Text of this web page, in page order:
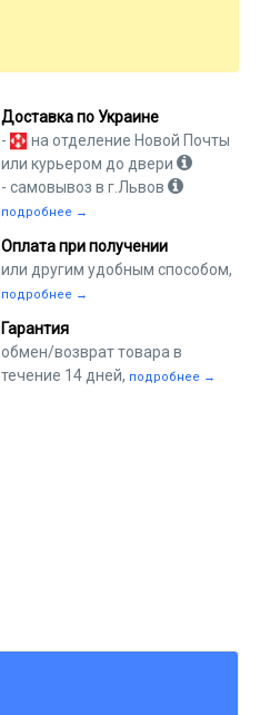
Доставка по Украине
-
на отделение Новой Почты
или курьером до двери
- самовывоз в г.Львов
подробнее →
Оплата при получении
или другим удобным способом,
подробнее →
Гарантия
обмен/возврат товара в
течение 14 дней, подробнее →